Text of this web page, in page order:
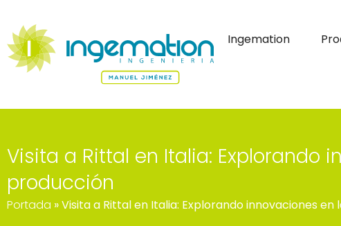
Ingemation
Visita a Rittal en Italia: Explorando
producción
Portada »Visita a Rittal en Italia: Explorando innovaciones